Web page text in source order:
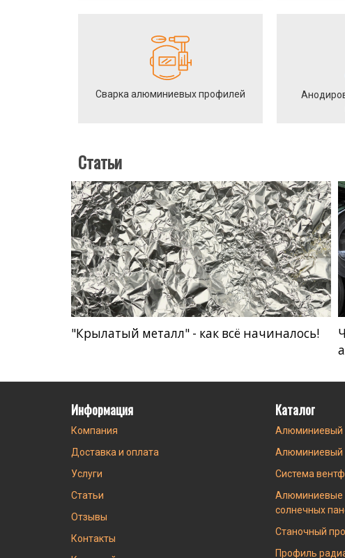
Сварка алюминиевых профилей
Статьи
"Крылатый металл" - как всё начиналось!
Информация
Компания
Доставка и оплата
Услуги
Статьи
Отзывы
Контакты
Каталог
Алюминиевый
Алюминиевый
Система
Алюминиевые
солнечных
Станочный
Профиль